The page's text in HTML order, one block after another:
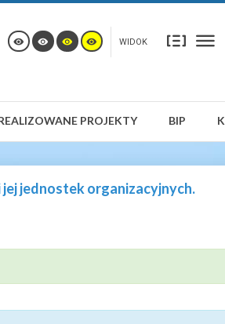
WIDOK
PROJEKTY BIP
jednostek organizacyjnych.